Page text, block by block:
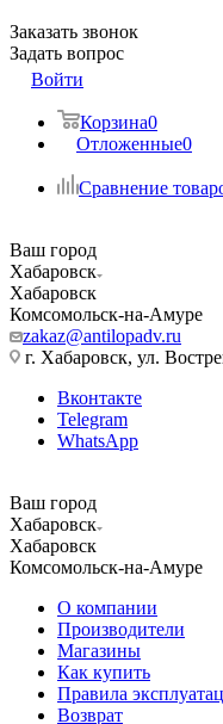
Заказать звонок
Задать вопрос
Войти
Корзина0
Отложенные0
Сравнение
Ваш город
Хабаровск
Хабаровск
Комсомольск-на-Амуре
zakaz@antilopadv.ru
г. Хабаровск, ул.
Вконтакте
Telegram
WhatsApp
Ваш город
Хабаровск
Хабаровск
Комсомольск-на-Амуре
О компании
Производители
Магазины
Как купить
Правила
Возврат